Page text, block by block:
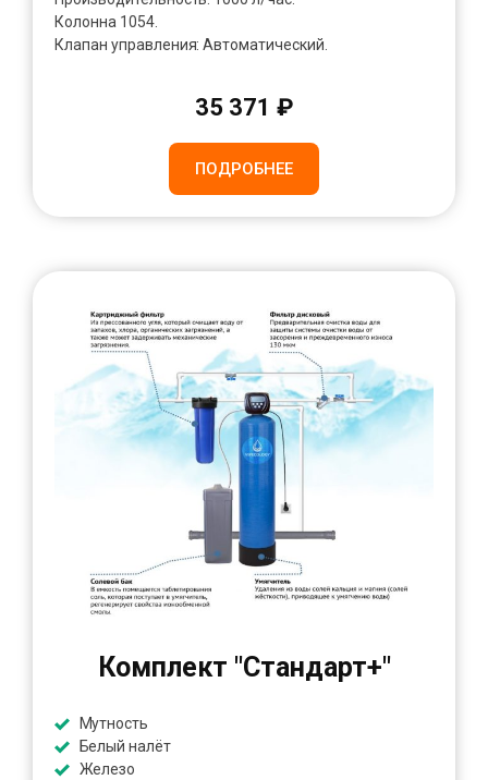
Колонна 1054.
Клапан управления: Автоматический.
35 371 ₽
ПОДРОБНЕЕ
Комплект "Стандарт+"
Мутность
Белый налёт
Железо